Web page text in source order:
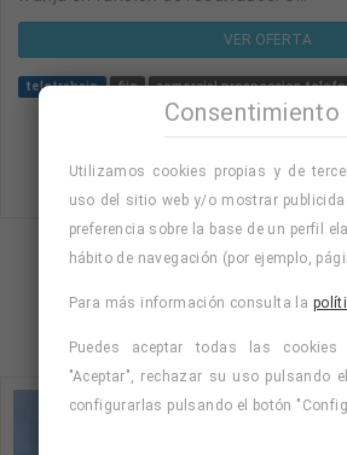
VER OFERTA
teletrabajo fijo comercial prospeccion
Mostrando página 3 de 30
2 3 4 5 …
Consentimiento
Utilizamos cookies propias y de
uso del sitio web y/o mostrar
preferencia sobre la base de un perfil
hábito de navegación (por ejemplo,
Para más información consulta la
Puedes aceptar todas las
"Aceptar", rechazar su uso pulsando
configurarlas pulsando el botón